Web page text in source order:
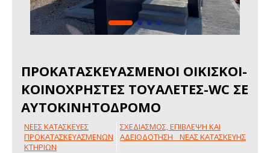
ΠΡΟΚΑΤΑΣΚΕΥΑΣΜΕΝΟΙ ΟΙΚΙΣΚΟΙ-
ΚΟΙΝΟΧΡΗΣΤΕΣ ΤΟΥΑΛΕΤΕΣ-WC ΣΕ
ΑΥΤΟΚΙΝΗΤΟΔΡΟΜΟ
NΕΕΣ ΚΑΤΑΣΚΕΥΕΣ
ΠΡΟΚΑΤΑΣΚΕΥΑΣΜΕΝΩΝ
ΚΤΗΡΙΩΝ
ΣΧΕΔΙΑΣΜΟΣ, ΕΠΙΒΛΕΨΗ ΚΑΙ
AΔΕΙΟΔΟΤΗΣΗ ΝΕΑΣ ΚΑΤΑΣΚΕΥΗΣ